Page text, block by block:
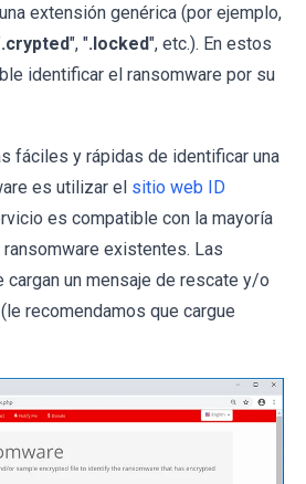
extensión genérica (por ejemplo,
.crypted", ".locked", etc.). En estos
identificar el ransomware por su
fáciles y rápidas de identificar una
es utilizar el sitio web ID
es compatible con la mayoría
existentes. Las
un mensaje de rescate y/o
recomendamos que cargue